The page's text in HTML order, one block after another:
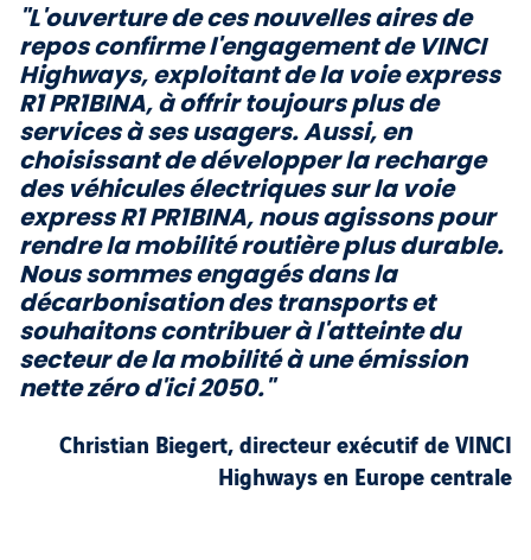
"L'ouverture de ces nouvelles aires de
repos confirme l'engagement de VINCI
Highways, exploitant de la voie express
R1 PR1BINA, à offrir toujours plus de
services à ses usagers. Aussi, en
choisissant de développer la recharge
des véhicules électriques sur la voie
express R1 PR1BINA, nous agissons pour
rendre la mobilité routière plus durable.
Nous sommes engagés dans la
décarbonisation des transports et
souhaitons contribuer à l'atteinte du
secteur de la mobilité à une émission
nette zéro d'ici 2050."
Christian Biegert, directeur exécutif de VINCI
Highways en Europe centrale